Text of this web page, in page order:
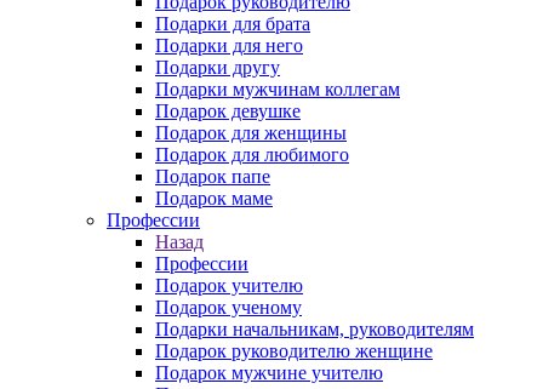
Подарки для брата
Подарки для него
Подарки другу
Подарки мужчинам коллегам
Подарок девушке
Подарок для женщины
Подарок для любимого
Подарок папе
Подарок маме
Профессии
Назад
Профессии
Подарок учителю
Подарок ученому
Подарки начальникам, руководителям
Подарок руководителю женщине
Подарок мужчине учителю